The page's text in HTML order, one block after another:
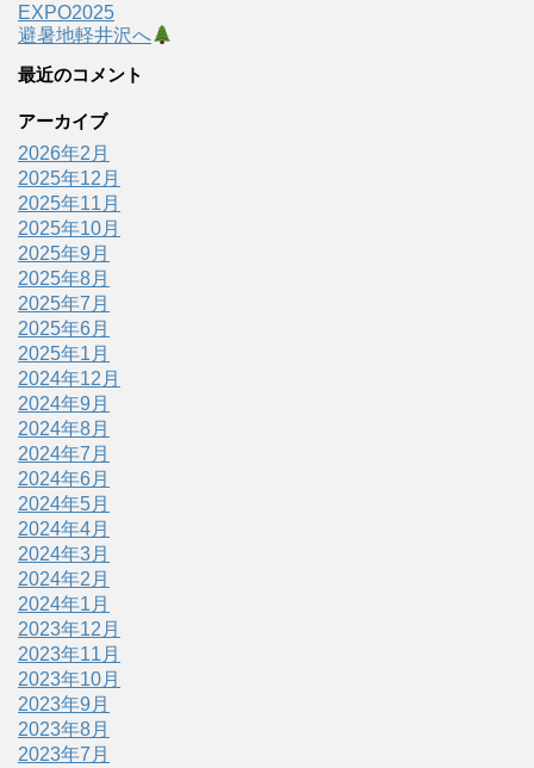
EXPO2025
避暑地軽井沢へ
最近のコメント
アーカイブ
2026年2月
2025年12月
2025年11月
2025年10月
2025年9月
2025年8月
2025年7月
2025年6月
2025年1月
2024年12月
2024年9月
2024年8月
2024年7月
2024年6月
2024年5月
2024年4月
2024年3月
2024年2月
2024年1月
2023年12月
2023年11月
2023年10月
2023年9月
2023年8月
2023年7月